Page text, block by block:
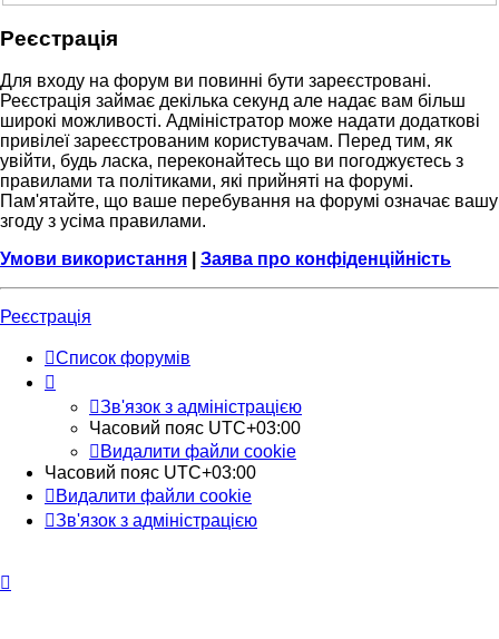
Реєстрація
Для входу на форум ви повинні бути зареєстровані.
Реєстрація займає декілька секунд але надає вам більш
широкі можливості. Адміністратор може надати додаткові
привілеї зареєстрованим користувачам. Перед тим, як
увійти, будь ласка, переконайтесь що ви погоджуєтесь з
правилами та політиками, які прийняті на форумі.
Пам'ятайте, що ваше перебування на форумі означає вашу
згоду з усіма правилами.
Умови використання
Заява про конфіденційність
Реєстрація
Список форумів
Зв'язок з адміністрацією
Часовий пояс UTC+03:00
Видалити файли cookie
Часовий пояс UTC+03:00
Видалити файли cookie
Зв'язок з адміністрацією